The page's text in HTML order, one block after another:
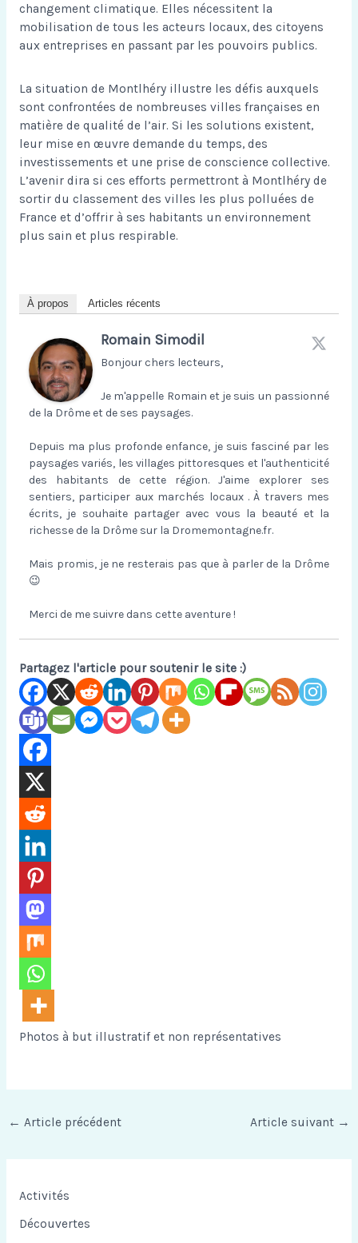
changement climatique. Elles nécessitent la
mobilisation de tous les acteurs locaux, des citoyens
aux entreprises en passant par les pouvoirs publics.
La situation de Montlhéry illustre les défis auxquels
sont confrontées de nombreuses villes françaises en
matière de qualité de l’air. Si les solutions existent,
leur mise en œuvre demande du temps, des
investissements et une prise de conscience collective.
L’avenir dira si ces efforts permettront à Montlhéry de
sortir du classement des villes les plus polluées de
France et d’offrir à ses habitants un environnement
plus sain et plus respirable.
À propos Articles récents
Romain Simodil
Bonjour chers lecteurs,
Je m'appelle Romain et je suis un passionné
de la Drôme et de ses paysages.
Depuis ma plus profonde enfance, je suis fasciné par les
paysages variés, les villages pittoresques et l'authenticité
des habitants de cette région. J'aime explorer ses
sentiers, participer aux marchés locaux . À travers mes
écrits, je souhaite partager avec vous la beauté et la
richesse de la Drôme sur la Dromemontagne.fr.
Mais promis, je ne resterais pas que à parler de la Drôme
😉
Merci de me suivre dans cette aventure !
Partagez l'article pour soutenir le site :)
Photos à but illustratif et non représentatives
← Article précédent Article suivant →
Activités
Découvertes